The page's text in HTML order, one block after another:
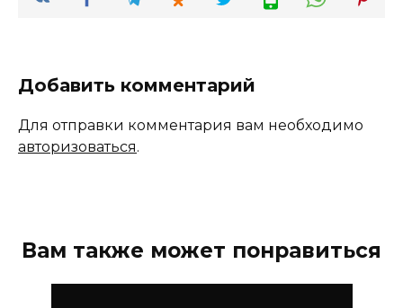
Добавить комментарий
Для отправки комментария вам необходимо
авторизоваться.
Вам также может понравиться